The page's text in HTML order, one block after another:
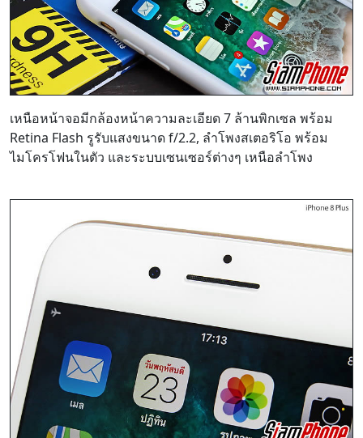
เหนือหน้าจอมีกล้องหน้าความละเอียด 7 ล้านพิกเซล พร้อม
Retina Flash รูรับแสงขนาด f/2.2, ลำโพงสเตอริโอ พร้อม
ไมโครโฟนในตัว และระบบเซนเซอร์ต่างๆ เหนือลำโพง